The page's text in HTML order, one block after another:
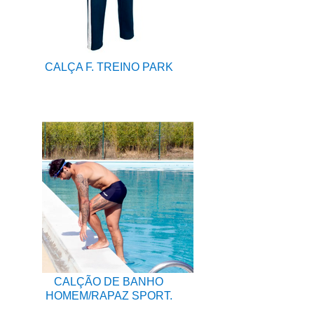
CALÇA F. TREINO PARK
CALÇÃO DE BANHO
HOMEM/RAPAZ SPORT.